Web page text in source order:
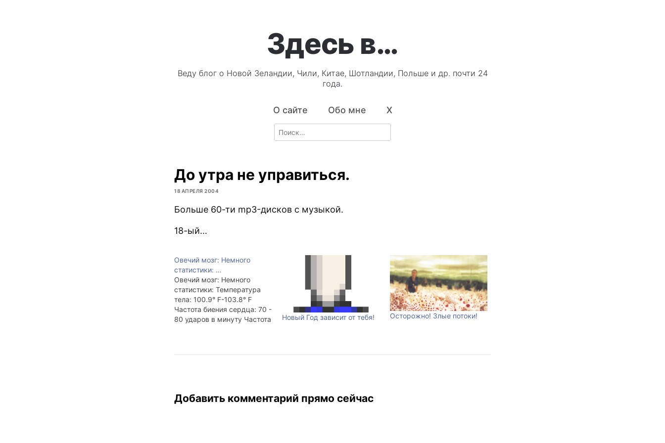
Здесь в…
Веду блог о Новой Зеландии, Чили, Китае, Шотландии, Польше и др. почти 24
года.
О сайте Обо мне X
Search
for:
До утра не управиться.
18 АПРЕЛЯ 2004
Больше 60-ти mp3-дисков с музыкой.
18-ый…
Овечий мозг: Немного
статистики: …
Овечий мозг: Немного
статистики: Температура
тела: 100.9° F-103.8° F
Частота биения сердца: 70 -
80 ударов в минуту Частота
овца весит от 60-ти до 80-
Новый Год зависит от тебя! Осторожно! Злые потоки!
Добавить комментарий прямо сейчас